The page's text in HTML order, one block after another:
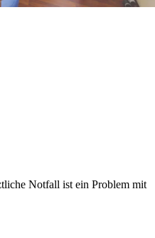
Notfall ist ein Problem mit